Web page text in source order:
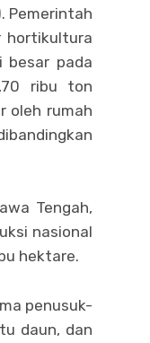
Pemerintah
hortikultura
besar pada
ribu ton
oleh rumah
Tengah,
nasional
hektare.
penusuk-
daun, dan